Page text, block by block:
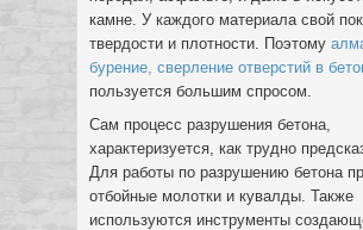
камне. У каждого материала свой
твердости и плотности. Поэтому
бурение, сверление отверстий в
пользуется большим спросом.
Сам процесс разрушения бетона,
характеризуется, как трудно
Для работы по разрушению бетона
отбойные молотки и кувалды. Также
используются инструменты